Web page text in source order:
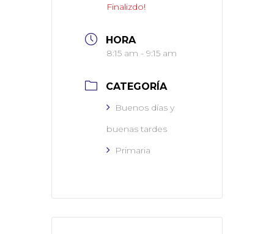
Finalizdo!
HORA
8:15 am - 9:15 am
CATEGORÍA
Buenos días y
buenas tardes
Primaria